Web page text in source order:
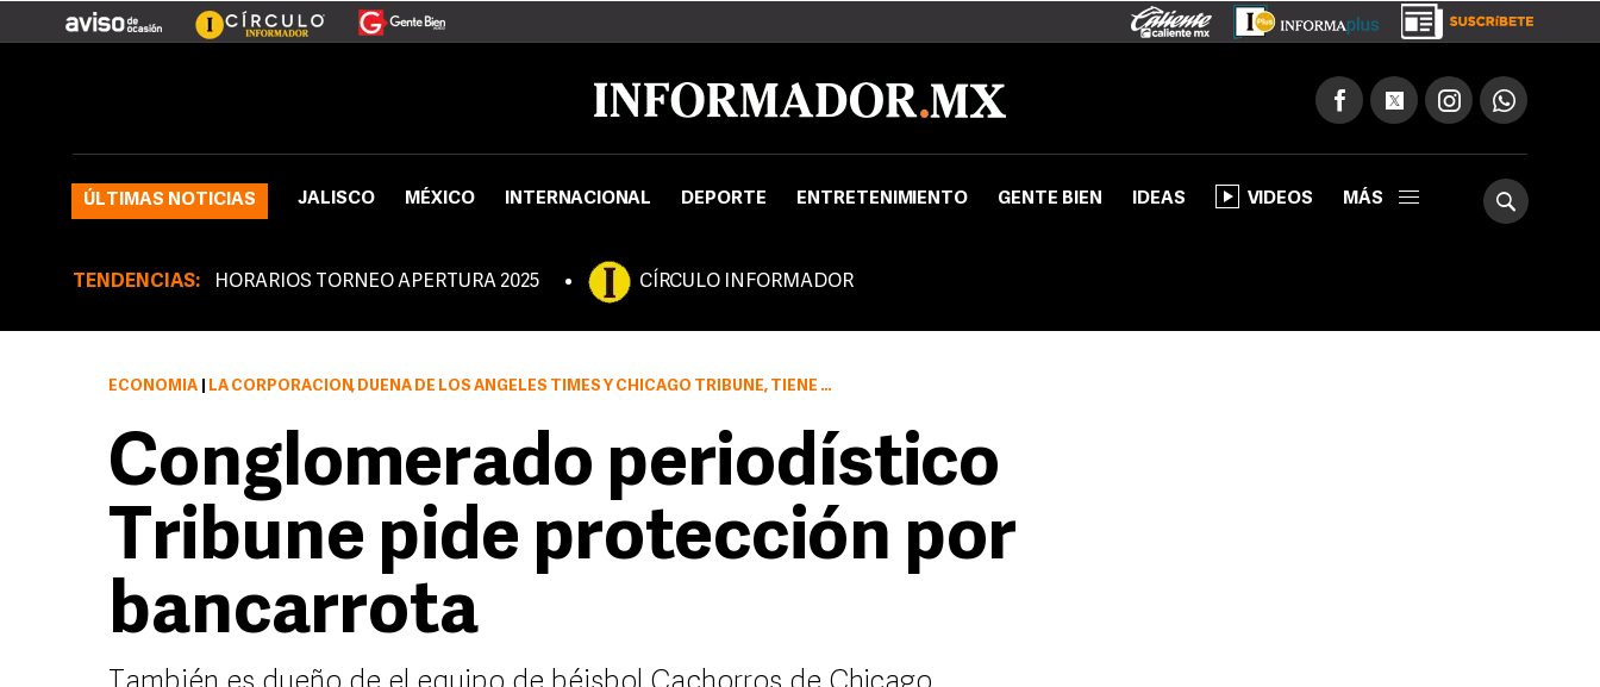
ÚLTIMAS NOTICIAS JALISCO MÉXICO INTERNACIONAL DEPORTE ENTRETENIMIENTO GENTE BIEN IDEAS VIDEOS MÁS
TENDENCIAS: HORARIOS TORNEO APERTURA 2025 CÍRCULO INFORMADOR
ECONOMÍA LA CORPORACIÓN, DUEÑA DE LOS ÁNGELES TIMES Y CHICAGO TRIBUNE, TIENE UNA DEUDA DE 13 MIL MILLONES DE DÓLARES
Conglomerado periodístico
Tribune pide protección por
bancarrota